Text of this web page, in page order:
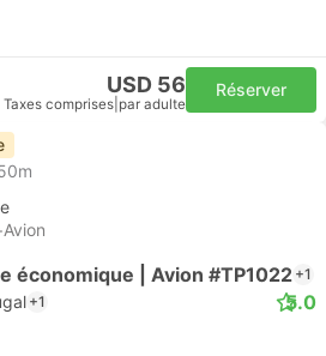
USD 56
Taxes comprises par adulte
Réserver
économique | Avion #TP1022 +1
+1 5.0